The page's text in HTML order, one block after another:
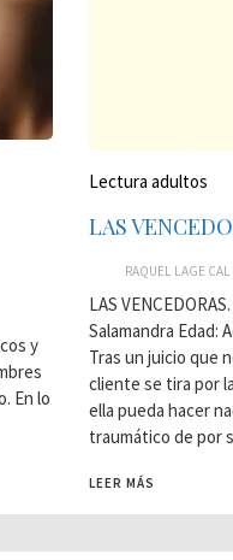
y
En lo
Lectura adultos
LAS
RAQUEL LAGE CAL
LAS
Salamandra Edad:
Tras un juicio que
cliente se tira por
ella pueda hacer
traumático de por
LEER MÁS